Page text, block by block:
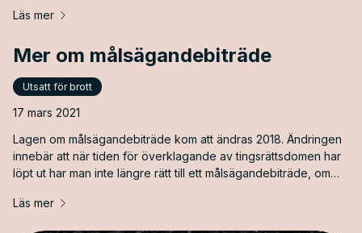
Läs mer
Mer om målsägandebiträde
Utsatt för brott
17 mars 2021
Lagen om målsägandebiträde kom att ändras 2018. Ändringen
innebär att när tiden för överklagande av tingsrättsdomen har
löpt ut har man inte längre rätt till ett målsägandebiträde, om
Anledningen till den nya regeln tycks bero dels på
Läs mer